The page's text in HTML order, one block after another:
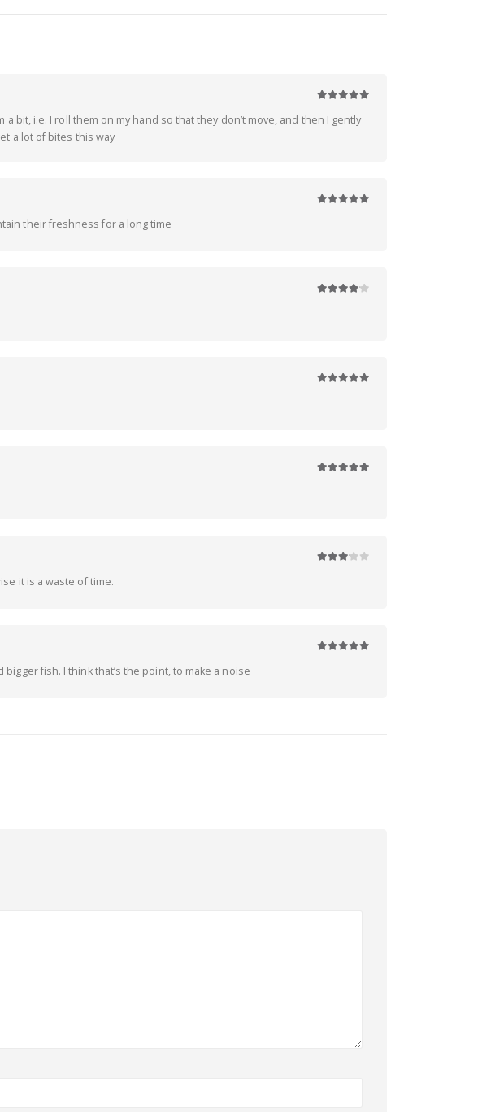
bit, i.e. I roll them on my hand so that they don’t move, and then I gently
a lot of bites this way
their freshness for a long time
it is a waste of time.
fish. I think that’s the point, to make a noise